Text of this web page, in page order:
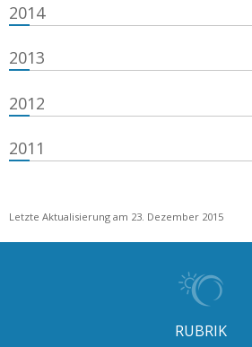
2014
2013
2012
2011
Letzte Aktualisierung am 23. Dezember 2015
RUBRIK